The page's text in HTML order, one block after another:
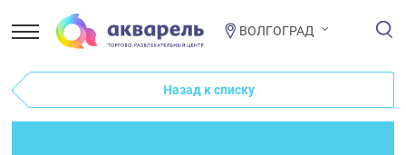
ВОЛГОГРАД
Назад к списку